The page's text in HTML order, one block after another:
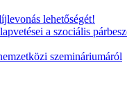
lehetőségét!
a szociális
szemináriumáról